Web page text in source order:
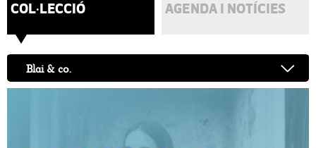
COL·LECCIÓ AGENDA I NOTÍCIES
Blai & co.